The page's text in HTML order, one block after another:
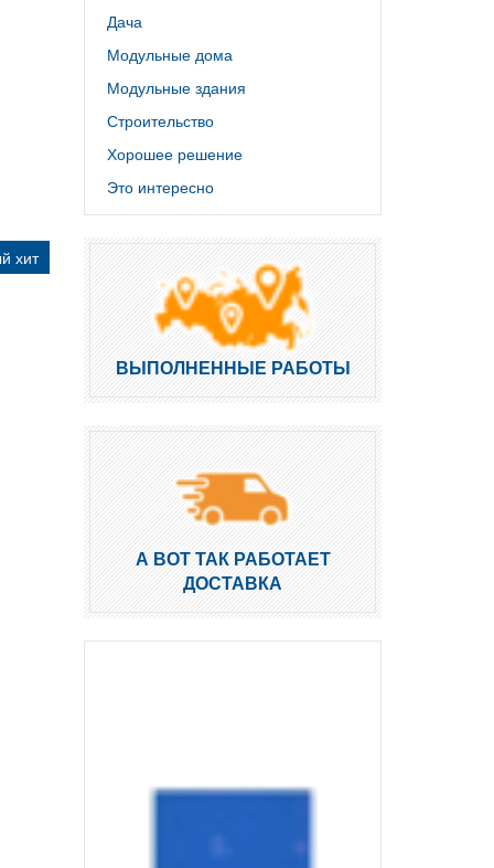
хит
Дача
Модульные дома
Модульные здания
Строительство
Хорошее решение
Это интересно
ВЫПОЛНЕННЫЕ РАБОТЫ
А ВОТ ТАК РАБОТАЕТ
ДОСТАВКА